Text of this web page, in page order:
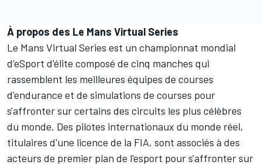
À propos des Le Mans Virtual Series
Le Mans Virtual Series est un championnat mondial
d’eSport d'élite composé de cinq manches qui
rassemblent les meilleures équipes de courses
d'endurance et de simulations de courses pour
s'affronter sur certains des circuits les plus célèbres
du monde. Des pilotes internationaux du monde réel,
titulaires d'une licence de la FIA, sont associés à des
acteurs de premier plan de l'esport pour s'affronter sur